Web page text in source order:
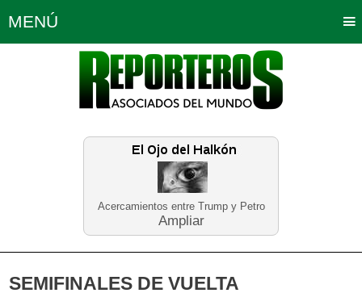
Acercamientos entre Trump y Petro
Ampliar
MENÚ
Política Opinión Bogotá
Planeta Tierra Deportes
Educación Neira
SEMIFINALES DE VUELTA